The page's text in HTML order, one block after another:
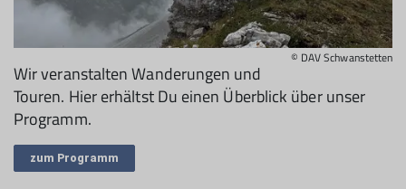
© DAV Schwanstetten
Wir veranstalten Wanderungen und
Touren. Hier erhältst Du einen Überblick über unser
Programm.
zum Programm